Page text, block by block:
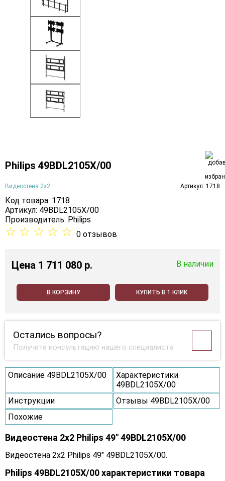
Philips 49BDL2105X/00
Видеостена 2x2 Артикул: 1718
Код товара: 1718
Артикул: 49BDL2105X/00
Производитель: Philips
☆ ☆ ☆ ☆ ☆ 0 отзывов
Цена 1 711 080 p. В наличии
В КОРЗИНУ КУПИТЬ В 1 КЛИК
Остались вопросы?
Получите консультацию нашего специалиста
Описание 49BDL2105X/00
Характеристики
49BDL2105X/00
Инструкции
Отзывы 49BDL2105X/00
Похожие
Видеостена 2x2 Philips 49" 49BDL2105X/00
Видеостена 2x2 Philips 49" 49BDL2105X/00.
Philips 49BDL2105X/00 характеристики товара